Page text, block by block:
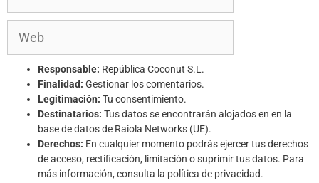
Responsable: República Coconut S.L.
Finalidad:Gestionar los comentarios.
Legitimación: Tu consentimiento.
Destinatarios: Tus datos se encontrarán alojados en en la
base de datos de Raiola Networks (UE).
Derechos: En cualquier momento podrás ejercer tus derechos
de acceso, rectificación, limitación o suprimir tus datos. Para
más información, consulta la política de privacidad.